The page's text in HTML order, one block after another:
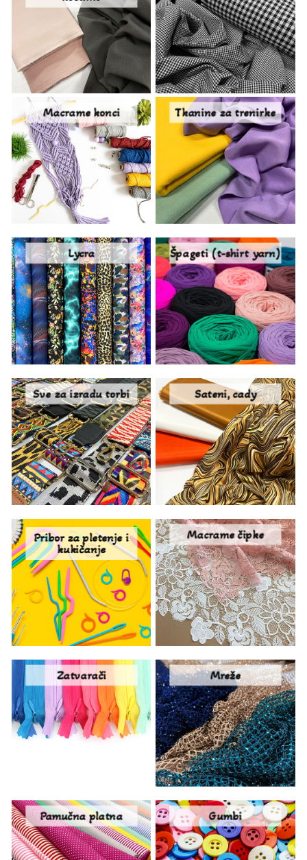
Macrame konci
Lycra
Sve za izradu torbi
Pribor za pletenje i
kukičanje
Zatvarači
Pamučna platna
Tkanine za trenirke
Špageti (t-shirt yarn)
Sateni, cady
Macrame čipke
Mreže
Gumbi